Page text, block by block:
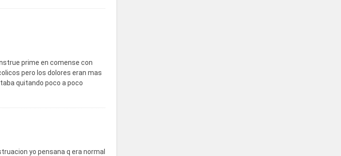
prime en comense con
pero los dolores eran mas
quitando poco a poco
yo pensana q era normal